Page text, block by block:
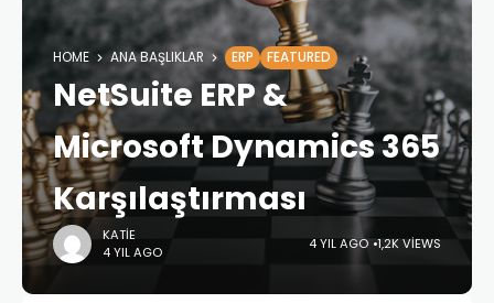
HOME ANA BAŞLIKLAR ERP FEATURED
NetSuite ERP &
Microsoft Dynamics 365
Karşılaştırması
KATIE
4 YIL AGO
4 YIL AGO 1,2K VIEWS